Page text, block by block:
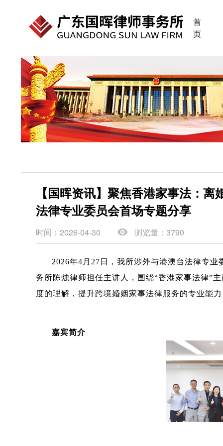
首
页
【国晖资讯】聚焦香港家事法：
法律专业委员会首场专题分享
时间：2026-04-30 浏览量：3790
2026年4月27日，我所涉外与港澳台法律专
务所陈烛律师担任主讲人，围绕“香港家事法律”
度的理解，提升跨境婚姻家事法律服务的专业能
嘉宾简介